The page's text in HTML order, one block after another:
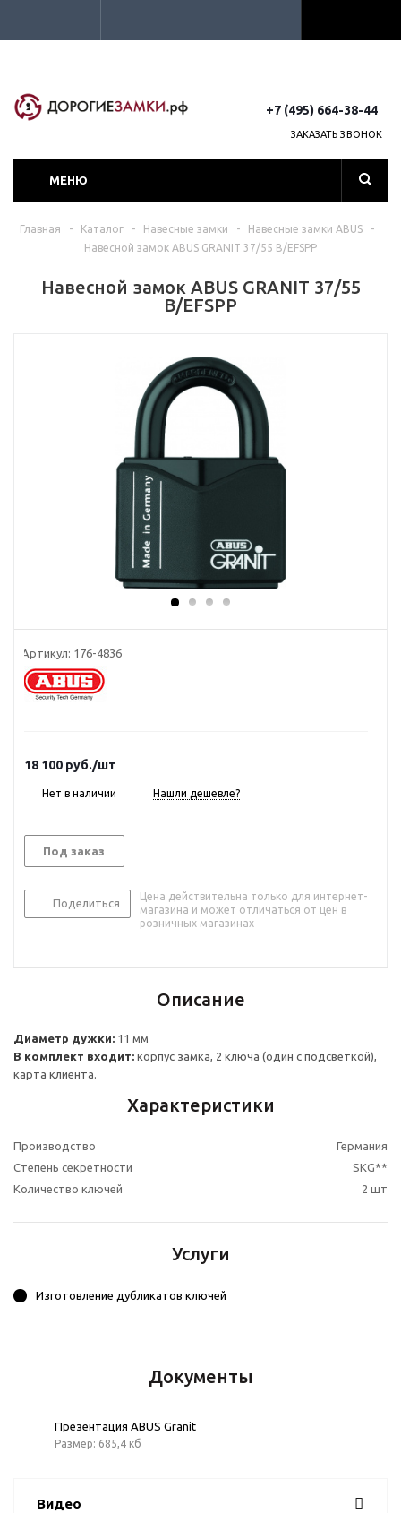
+7 (495) 664-38-44
ЗАКАЗАТЬ ЗВОНОК
МЕНЮ
Главная - Каталог - Навесные замки - Навесные замки ABUS
-
Навесной замок ABUS GRANIT 37/55 B/EFSPP
Навесной замок ABUS GRANIT 37/55
B/EFSPP
Артикул: 176-4836
18 100 руб./шт
Нет в наличии Нашли дешевле?
Под заказ
Поделиться
Цена действительна только для интернет-
магазина и может отличаться от цен в
розничных магазинах
Описание
Диаметр дужки: 11 мм
В комплект входит: корпус замка, 2 ключа (один с подсветкой),
карта клиента.
Характеристики
Производство
Германия
Степень секретности
SKG**
Количество ключей
2 шт
Услуги
Изготовление дубликатов ключей
Документы
Презентация ABUS Granit
Размер: 685,4 кб
Видео